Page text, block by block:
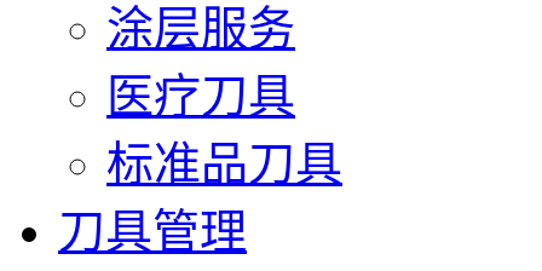
涂层服务
医疗刀具
标准品刀具
刀具管理